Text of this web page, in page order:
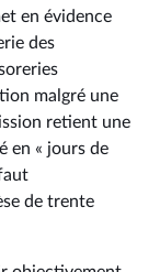
en évidence
des
malgré une
retient une
en « jours de
de trente